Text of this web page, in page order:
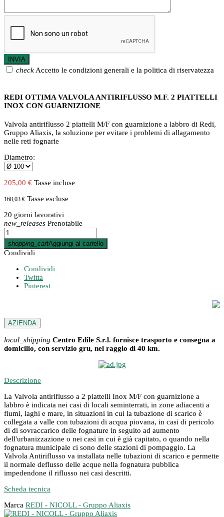
check Accetto le condizioni generali e la politica di riservatezza
REDI OTTIMA VALVOLA ANTIRIFLUSSO M.F. 2 PIATTELLI
INOX CON GUARNIZIONE
Valvola antiriflusso 2 piattelli M/F con guarnizione a labbro di Redi,
Gruppo Aliaxis, la soluzione per evitare i problemi di allagamento
nelle reti fognarie
Diametro:
205,00 € Tasse incluse
168,03 € Tasse escluse
20 giorni lavorativi
new_releases Prenotabile
shopping_cartAggiungi al carrello
Condividi
Condividi
Twitta
Pinterest
AZIENDA
local_shipping Centro Edile S.r.l. fornisce trasporto e consegna a
domicilio, con servizio gru, nel raggio di 40 km.
Descrizione
La Valvola antiriflusso a 2 piattelli Inox M/F con guarnizione a
labbro è indicata nei casi di locali seminterrati, in zone adiacenti a
fiumi, laghi e mare, in situazioni in cui la tubazione di scarico è
collegata a valle con tubazioni di acqua piovana, in casi di pericolo
di di sovraccarico delle fognature in seguito ad aumento
dell'urbanizzazione o nei casi in cui è già capitato, o quando nella
fognatura municipale ci sono delle stazioni di pompaggio. La
Valvola Antiriflusso va installata nelle tubazioni di scarico e permette
il normale deflusso delle acque nella fognatura pubblica
impedendone il riflusso nei casi descritti.
Scheda tecnica
Marca REDI - NICOLL - Gruppo Aliaxis